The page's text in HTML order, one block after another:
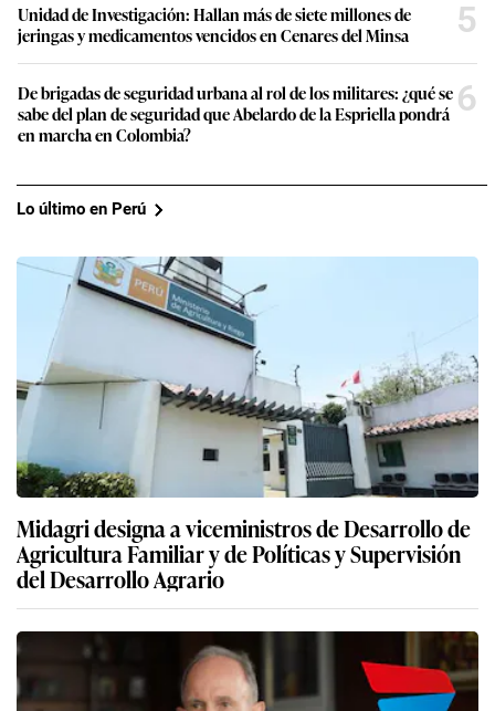
Unidad de Investigación: Hallan más de siete millones de
jeringas y medicamentos vencidos en Cenares del Minsa
5
De brigadas de seguridad urbana al rol de los militares: ¿qué se
sabe del plan de seguridad que Abelardo de la Espriella pondrá
en marcha en Colombia?
6
Lo último en Perú
Midagri designa a viceministros de Desarrollo de
Agricultura Familiar y de Políticas y Supervisión
del Desarrollo Agrario